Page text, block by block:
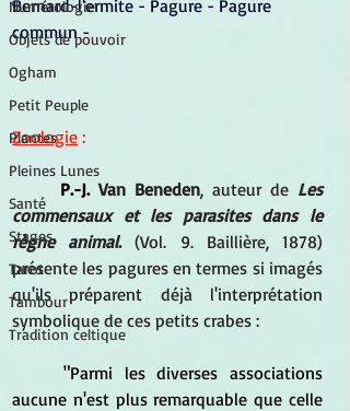
Numérologie
Objets de pouvoir
Ogham
Petit Peuple
Plantes
Pleines Lunes
Santé
Stages
Tarot
Tambour
Tradition celtique
Bernard-l'ermite - Pagure - Pagure
commun -
Zoologie :
P.-J. Van Beneden, auteur de Les
commensaux et les parasites dans le
règne animal. (Vol. 9. Baillière, 1878)
présente les pagures en termes si imagés
qu'ils préparent déjà l'interprétation
symbolique de ces petits crabes :
aucune n'est plus remarquable que celle